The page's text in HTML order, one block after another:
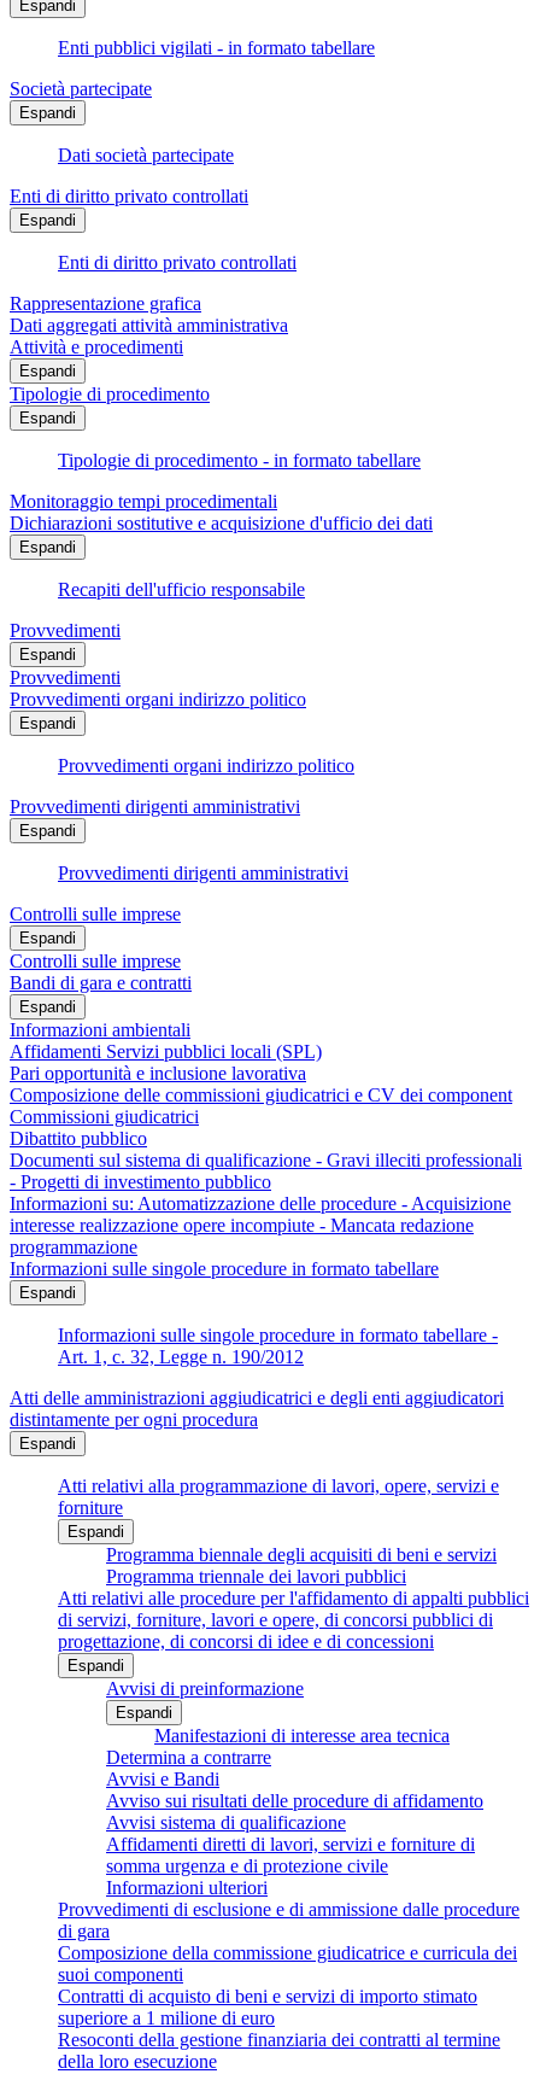
Espandi
Enti pubblici vigilati - in formato tabellare
Società partecipate
Espandi
Dati società partecipate
Enti di diritto privato controllati
Espandi
Enti di diritto privato controllati
Rappresentazione grafica
Dati aggregati attività amministrativa
Attività e procedimenti
Espandi
Tipologie di procedimento
Espandi
Tipologie di procedimento - in formato tabellare
Monitoraggio tempi procedimentali
Dichiarazioni sostitutive e acquisizione d'ufficio dei dati
Espandi
Recapiti dell'ufficio responsabile
Provvedimenti
Espandi
Provvedimenti
Provvedimenti organi indirizzo politico
Espandi
Provvedimenti organi indirizzo politico
Provvedimenti dirigenti amministrativi
Espandi
Provvedimenti dirigenti amministrativi
Controlli sulle imprese
Espandi
Controlli sulle imprese
Bandi di gara e contratti
Espandi
Informazioni ambientali
Affidamenti Servizi pubblici locali (SPL)
Pari opportunità e inclusione lavorativa
Composizione delle commissioni giudicatrici e CV dei component
Commissioni giudicatrici
Dibattito pubblico
Documenti sul sistema di qualificazione - Gravi illeciti professionali
- Progetti di investimento pubblico
Informazioni su: Automatizzazione delle procedure - Acquisizione
interesse realizzazione opere incompiute - Mancata redazione
programmazione
Informazioni sulle singole procedure in formato tabellare
Espandi
Informazioni sulle singole procedure in formato tabellare -
Art. 1, c. 32, Legge n. 190/2012
Atti delle amministrazioni aggiudicatrici e degli enti aggiudicatori
distintamente per ogni procedura
Espandi
Atti relativi alla programmazione di lavori, opere, servizi e
forniture
Espandi
Programma biennale degli acquisiti di beni e servizi
Programma triennale dei lavori pubblici
Atti relativi alle procedure per l'affidamento di appalti pubblici
di servizi, forniture, lavori e opere, di concorsi pubblici di
progettazione, di concorsi di idee e di concessioni
Espandi
Avvisi di preinformazione
Espandi
Manifestazioni di interesse area tecnica
Determina a contrarre
Avvisi e Bandi
Avviso sui risultati delle procedure di affidamento
Avvisi sistema di qualificazione
Affidamenti diretti di lavori, servizi e forniture di
somma urgenza e di protezione civile
Informazioni ulteriori
Provvedimenti di esclusione e di ammissione dalle procedure
di gara
Composizione della commissione giudicatrice e curricula dei
suoi componenti
Contratti di acquisto di beni e servizi di importo stimato
superiore a 1 milione di euro
Resoconti della gestione finanziaria dei contratti al termine
della loro esecuzione